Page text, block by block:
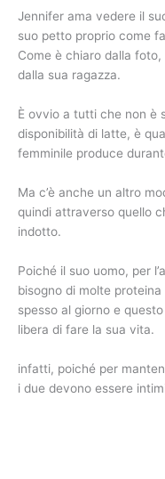
Jennifer ama vedere il
suo petto proprio come
Come è chiaro dalla
dalla sua ragazza.
È ovvio a tutti che non è
disponibilità di latte, è
femminile produce
Ma c’è anche un altro
quindi attraverso quello
indotto.
Poiché il suo uomo, per
bisogno di molte
spesso al giorno e
libera di fare la sua vita.
infatti, poiché per
i due devono essere